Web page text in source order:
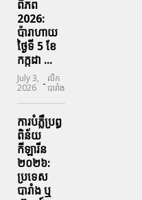
ពិភព
2026:
ប៉ារាហាយ
ថ្ងៃទី 5 ខែ
កក្កដា ...
July 3,
2026 - លីក
បារាំង
ការបំភ្លឺប្រព្ធ​
ពិន័យ​
កីឡារីន​
២០២៦:
ប្រទេស​
បារាំង​ ឬ​